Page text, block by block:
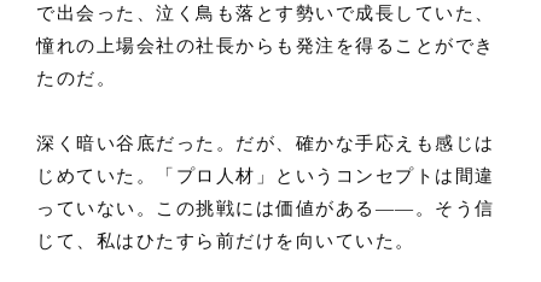
で出会った、泣く鳥も落とす勢いで成長していた、
憧れの上場会社の社長からも発注を得ることができ
たのだ。
深く暗い谷底だった。だが、確かな手応えも感じは
じめていた。「プロ人材」というコンセプトは間違
っていない。この挑戦には価値がある——。そう信
じて、私はひたすら前だけを向いていた。